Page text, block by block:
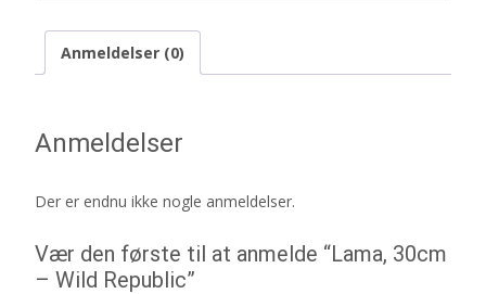
Anmeldelser (0)
Anmeldelser
Der er endnu ikke nogle anmeldelser.
Vær den første til at anmelde “Lama, 30cm
– Wild Republic”